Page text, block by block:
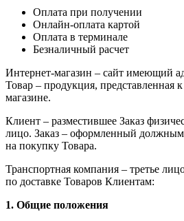
Оплата при получении
Онлайн-оплата картой
Оплата в терминале
Безналичный расчет
Интернет-магазин – сайт имеющий
Товар – продукция, представленная
магазине.
Клиент – разместившее Заказ
лицо. Заказ – оформленный должным
на покупку Товара.
Транспортная компания – третье
по доставке Товаров Клиентам:
1. Общие положения